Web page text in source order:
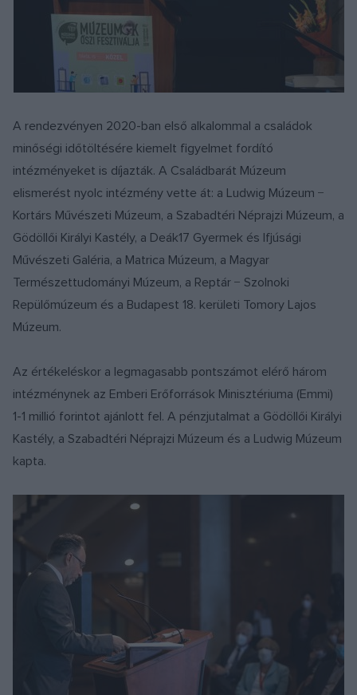
A rendezvényen 2020-ban első alkalommal a családok
minőségi időtöltésére kiemelt figyelmet fordító
intézményeket is díjazták. A Családbarát Múzeum
elismerést nyolc intézmény vette át: a Ludwig Múzeum −
Kortárs Művészeti Múzeum, a Szabadtéri Néprajzi Múzeum, a
Gödöllői Királyi Kastély, a Deák17 Gyermek és Ifjúsági
Művészeti Galéria, a Matrica Múzeum, a Magyar
Természettudományi Múzeum, a Reptár − Szolnoki
Repülőmúzeum és a Budapest 18. kerületi Tomory Lajos
Múzeum.
Az értékeléskor a legmagasabb pontszámot elérő három
intézménynek az Emberi Erőforrások Minisztériuma (Emmi)
1-1 millió forintot ajánlott fel. A pénzjutalmat a Gödöllői Királyi
Kastély, a Szabadtéri Néprajzi Múzeum és a Ludwig Múzeum
kapta.